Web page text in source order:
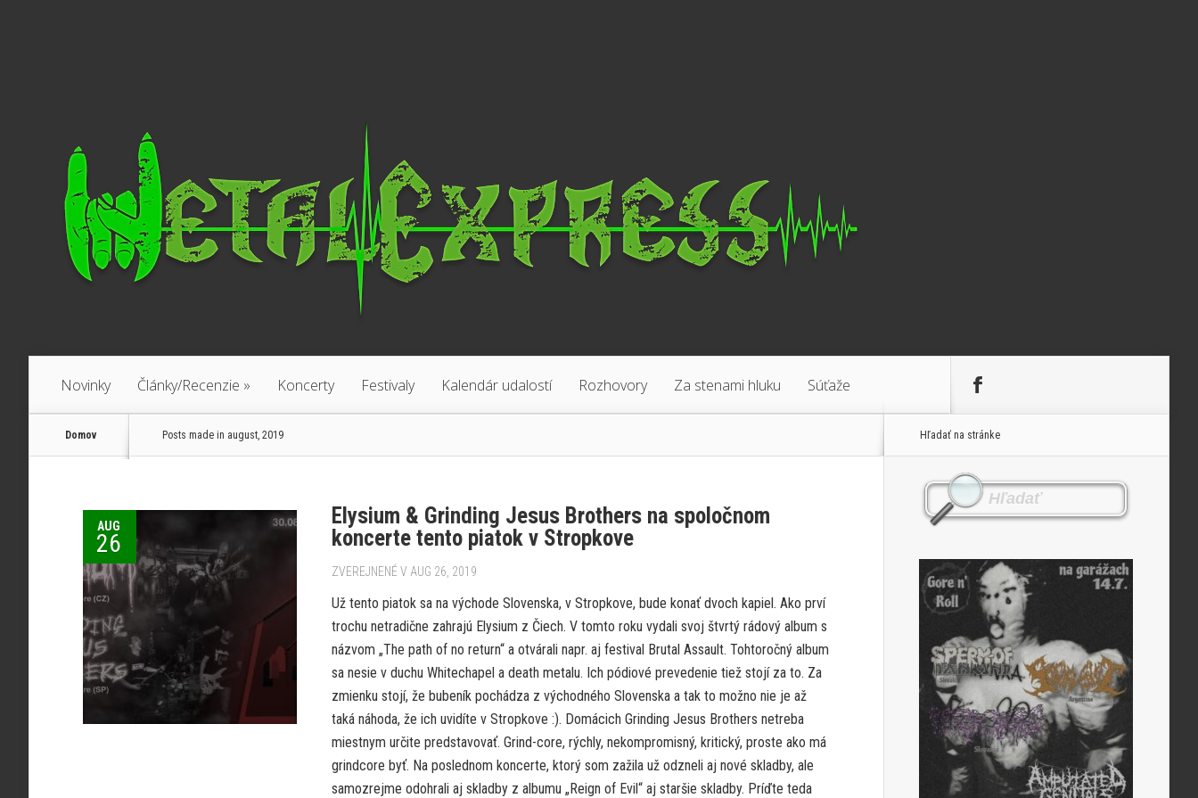
Novinky Články/Recenzie » Koncerty Festivaly Kalendár udalostí Rozhovory Za stenami hluku Súťaže
Domov Posts made in august, 2019
AUG
26
Elysium & Grinding Jesus Brothers na spoločnom
koncerte tento piatok v Stropkove
ZVEREJNENÉ V AUG 26, 2019
Už tento piatok sa na východe Slovenska, v Stropkove, bude konať dvoch kapiel. Ako prví
trochu netradične zahrajú Elysium z Čiech. V tomto roku vydali svoj štvrtý rádový album s
názvom „The path of no return“ a otvárali napr. aj festival Brutal Assault. Tohtoročný album
sa nesie v duchu Whitechapel a death metalu. Ich pódiové prevedenie tiež stojí za to. Za
zmienku stojí, že bubeník pochádza z východného Slovenska a tak to možno nie je až
taká náhoda, že ich uvidíte v Stropkove :). Domácich Grinding Jesus Brothers netreba
miestnym určite predstavovať. Grind-core, rýchly, nekompromisný, kritický, proste ako má
grindcore byť. Na poslednom koncerte, ktorý som zažila už odzneli aj nové skladby, ale
samozrejme odohrali aj skladby z albumu „Reign of Evil“ aj staršie skladby. Príďte teda
Hľadať na stránke